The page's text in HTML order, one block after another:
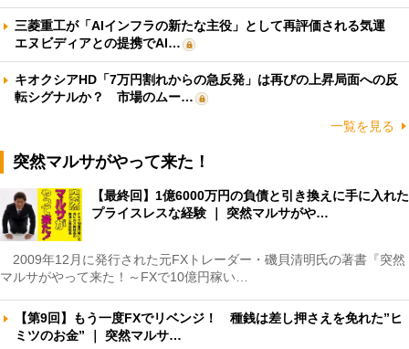
三菱重工が「AIインフラの新たな主役」として再評価される気運
エヌビディアとの提携でAI…
キオクシアHD「7万円割れからの急反発」は再びの上昇局面への反
転シグナルか？ 市場のムー…
一覧を見る
突然マルサがやって来た！
【最終回】1億6000万円の負債と引き換えに手に入れた
プライスレスな経験 ｜ 突然マルサがや…
2009年12月に発行された元FXトレーダー・磯貝清明氏の著書『突然
マルサがやって来た！～FXで10億円稼い…
【第9回】もう一度FXでリベンジ！ 種銭は差し押さえを免れた”ヒ
ミツのお金” ｜ 突然マルサ…